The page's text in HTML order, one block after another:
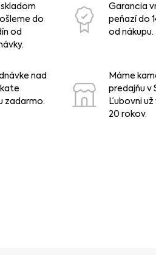
do
od
Garancia
peňazí do
od nákupu.
nad
zadarmo.
Máme
predajňu v
Ľubovni
20 rokov.